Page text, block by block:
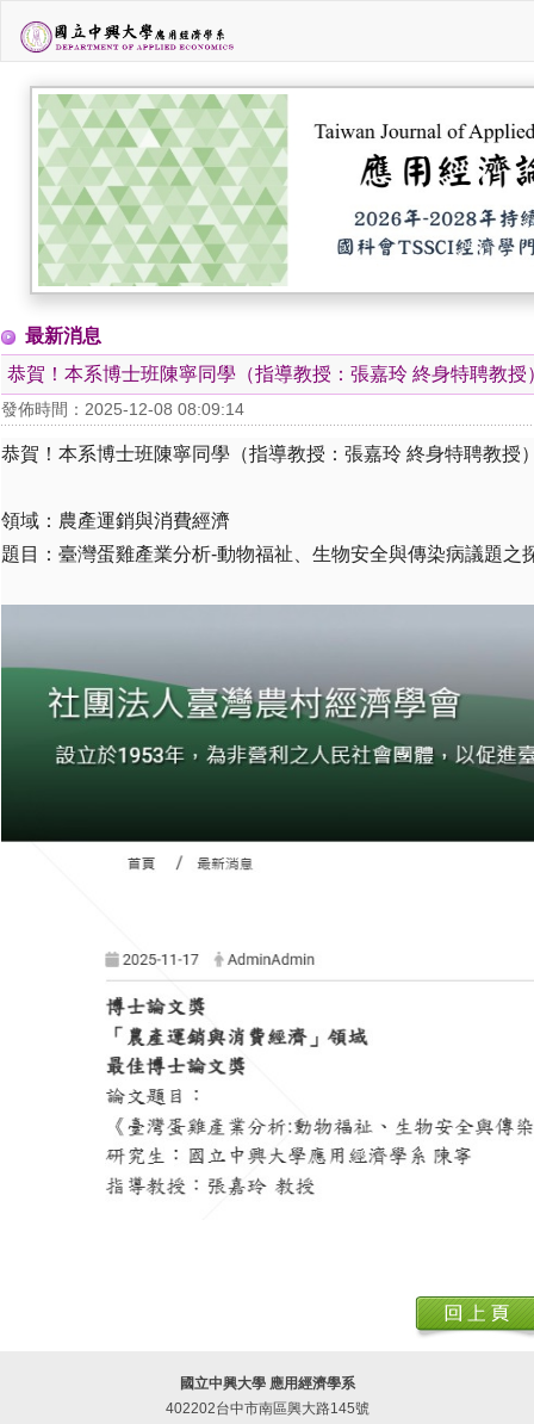
最新消息
恭賀！本系博士班陳寧同學（指導教授：張嘉玲 終身特聘教
發佈時間：2025-12-08 08:09:14
恭賀！本系博士班陳寧同學（指導教授：張嘉玲 終身特聘教授
領域： 農產運銷與消費經濟
題目：臺灣蛋雞產業分析-動物福祉、生物安全與傳染病議題之
國立中興大學 應用經濟學系
402202台中市南區興大路145號